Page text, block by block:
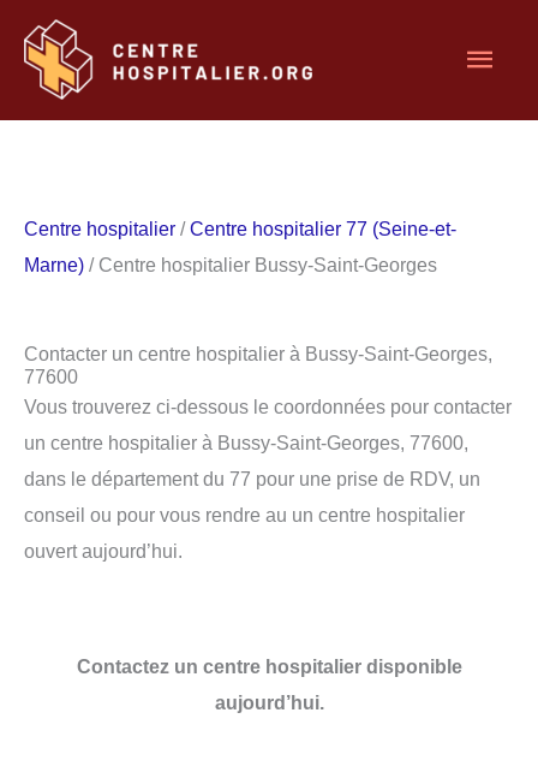
contenu
Centre hospitalier /Centre hospitalier 77 (Seine-et-
Marne) / Centre hospitalier Bussy-Saint-Georges
Contacter un centre hospitalier à Bussy-Saint-Georges,
77600
Vous trouverez ci-dessous le coordonnées pour contacter
un centre hospitalier à Bussy-Saint-Georges, 77600,
dans le département du 77 pour une prise de RDV, un
conseil ou pour vous rendre au un centre hospitalier
ouvert aujourd’hui.
Contactez un centre hospitalier disponible
aujourd’hui.